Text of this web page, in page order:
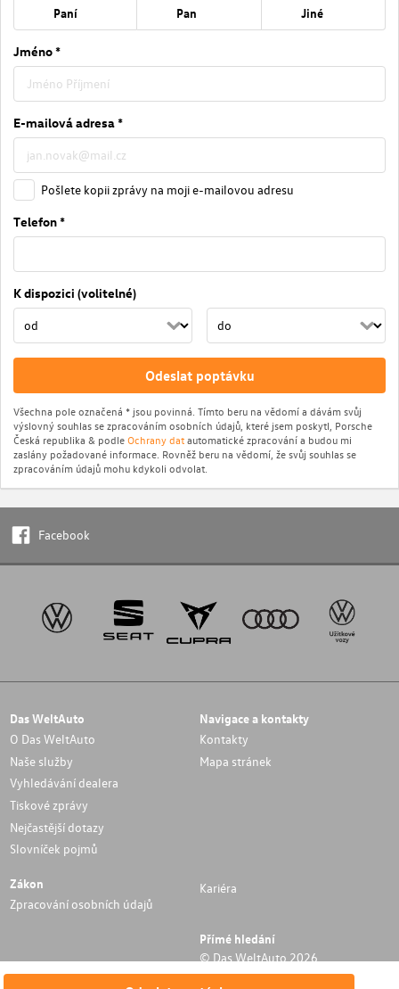
Paní Pan Jiné
Jméno *
E-mailová adresa *
Pošlete kopii zprávy na moji e-mailovou adresu
Telefon *
K dispozici (volitelné)
Odeslat poptávku
Všechna pole označená * jsou povinná. Tímto beru na vědomí a dávám svůj
výslovný souhlas se zpracováním osobních údajů, které jsem poskytl, Porsche
Česká republika & podleOchrany datautomatické zpracování a budou mi
zaslány požadované informace. Rovněž beru na vědomí, že svůj souhlas se
zpracováním údajů mohu kdykoli odvolat.
Facebook
Das WeltAuto
O Das WeltAuto
Naše služby
Vyhledávání dealera
Tiskové zprávy
Nejčastější dotazy
Slovníček pojmů
Navigace a kontakty
Kontakty
Mapa stránek
Zákon
Zpracování osobních údajů
Kariéra
Přímé hledání
© Das WeltAuto 2026